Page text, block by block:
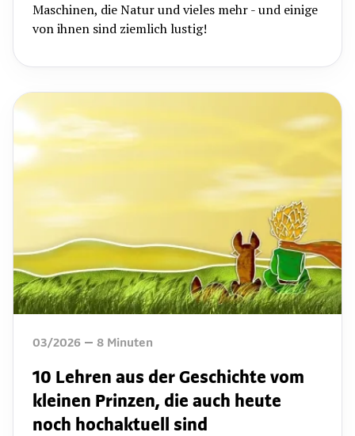
Maschinen, die Natur und vieles mehr - und einige
von ihnen sind ziemlich lustig!
03/2026 8 Minuten
10 Lehren aus der Geschichte vom
kleinen Prinzen, die auch heute
noch hochaktuell sind